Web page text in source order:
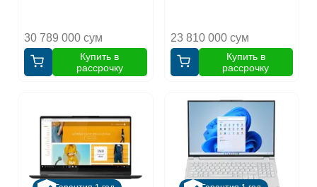
30 789 000 сум
Купить в
рассрочку
23 810 000 сум
Купить в
рассрочку